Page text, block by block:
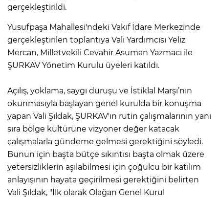
gerçekleştirildi.
Yusufpaşa Mahallesi'ndeki Vakıf İdare Merkezinde
gerçekleştirilen toplantıya Vali Yardımcısı Yeliz
Mercan, Milletvekili Cevahir Asuman Yazmacı ile
ŞURKAV Yönetim Kurulu üyeleri katıldı.
Açılış, yoklama, saygı duruşu ve İstiklal Marşı’nın
okunmasıyla başlayan genel kurulda bir konuşma
yapan Vali Şıldak, ŞURKAV'ın rutin çalışmalarının yanı
sıra bölge kültürüne vizyoner değer katacak
çalışmalarla gündeme gelmesi gerektiğini söyledi.
Bunun için başta bütçe sıkıntısı başta olmak üzere
yetersizliklerin aşılabilmesi için çoğulcu bir katılım
anlayışının hayata geçirilmesi gerektiğini belirten
Vali Şıldak, "İlk olarak Olağan Genel Kurul